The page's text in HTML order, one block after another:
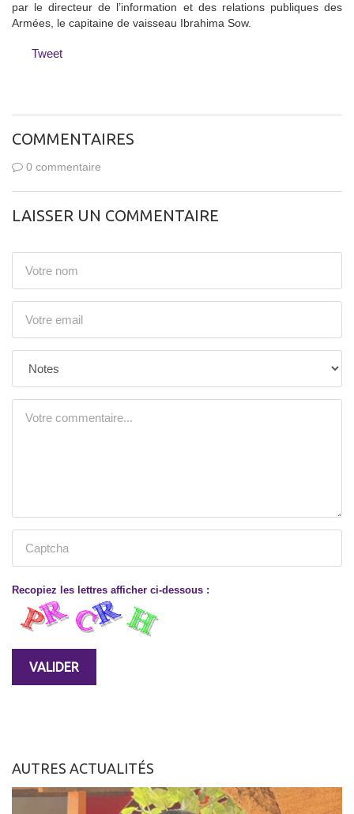
par le directeur de l’information et des relations publiques des
Armées, le capitaine de vaisseau Ibrahima Sow.
Tweet
COMMENTAIRES
0 commentaire
LAISSER UN COMMENTAIRE
Recopiez les lettres afficher ci-dessous :
AUTRES ACTUALITÉS